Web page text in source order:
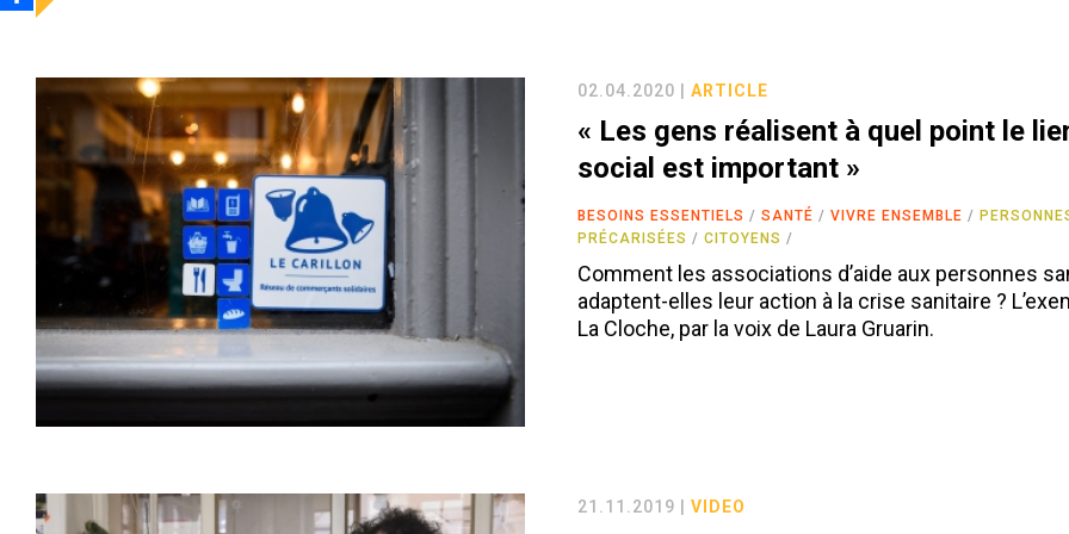
02.04.2020 |ARTICLE
« Les gens réalisent à quel point le
social est important »
BESOINS ESSENTIELS SANTÉ VIVRE ENSEMBLE
PRÉCARISÉES
CITOYENS
Comment les associations d’aide aux personnes
adaptent-elles leur action à la crise sanitaire ?
La Cloche, par la voix de Laura Gruarin.
21.11.2019 |VIDEO